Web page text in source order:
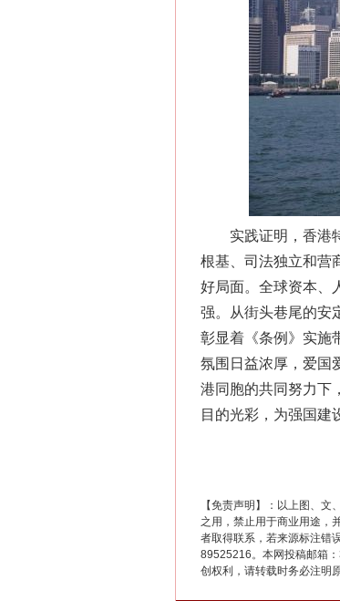
实践证明，香港特
根基、司法独立和营
好局面。全球资本、
强。从街头巷尾的安
彰显着《条例》实施
氛围日益浓厚，爱国
港同胞的共同努力下
目的光彩，为强国建
【免责声明】：以上图、
之用，禁止用于商业用途，
者取得联系，若来源标注错
89525216。本网投稿邮箱
创权利，请转载时务必注明
习近平的博
“刷贴”乱象
揭批美国五